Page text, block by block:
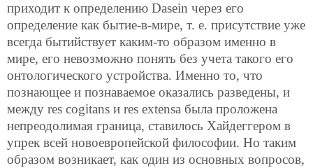
приходит к определению Dasein через его
определение как бытие-в-мире, т. е. присутствие уже
всегда бытийствует каким-то образом именно в
мире, его невозможно понять без учета такого его
онтологического устройства. Именно то, что
познающее и познаваемое оказались разведены, и
между res cogitans и res extensa была проложена
непреодолимая граница, ставилось Хайдеггером в
упрек всей новоевропейской философии. Но таким
образом возникает, как один из основных вопросов,